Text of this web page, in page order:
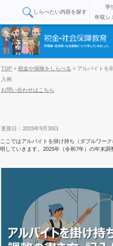
しらべたい内容を探す
学
年収シ
TOP > 税金や保険をしらべる > アルバイトを
入例
お問い合わせはこちら
更新日：2025年9月30日
ここではアルバイトを掛け持ち（ダブルワー
明していきます。2025年（令和7年）の年末調